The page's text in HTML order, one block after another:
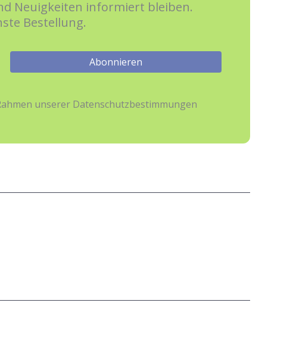
Neuigkeiten informiert bleiben.
Bestellung.
unserer Datenschutzbestimmungen